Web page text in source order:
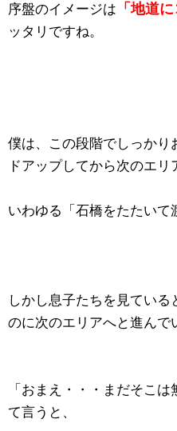
序盤のイメージは 「地道
ッタリですね。
僕は、この段階でしっかり
ドアップしてから次のエ
いわゆる「石橋をたたいて
しかし息子たちを見てい
のに次のエリアへと進んで
「おまえ・・・まだそこ
て言うと、